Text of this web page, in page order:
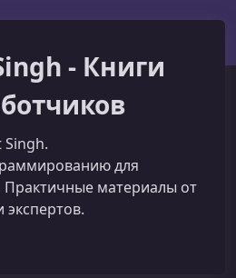
- Книги
для
Практичные материалы от